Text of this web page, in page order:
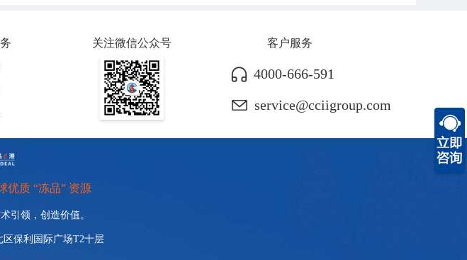
关注微信公众号 客户服务
4000-666-591
service@cciigroup.com
优质 “冻品” 资源
引领， 创造价值。
保利国际广场T2十层